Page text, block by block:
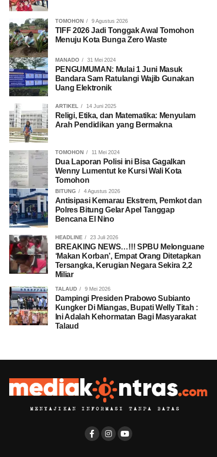
TOMOHON 9 Agustus 2026
TIFF 2026 Jadi Tonggak Awal Tomohon
Menuju Kota Bunga Zero Waste
MANADO 31 Mei 2024
PENGUMUMAN: Mulai 1 Juni Masuk
Bandara Sam Ratulangi Wajib Gunakan
Uang Elektronik
ARTIKEL 14 Juni 2025
Religi, Etika, dan Matematika: Menyulam
Arah Pendidikan yang Bermakna
TOMOHON 11 Mei 2024
Dua Laporan Polisi ini Bisa Gagalkan
Wenny Lumentut ke Kursi Wali Kota
Tomohon
BITUNG 4 Agustus 2026
Antisipasi Kemarau Ekstrem, Pemkot dan
Polres Bitung Gelar Apel Tanggap
Bencana El Nino
HEADLINE 23 Juli 2026
BREAKING NEWS…!!! SPBU Melonguane
‘Makan Korban’, Empat Orang Ditetapkan
Tersangka, Kerugian Negara Sekira 2,2
Miliar
TALAUD 9 Mei 2026
Dampingi Presiden Prabowo Subianto
Kungker Di Miangas, Bupati Welly Titah :
Ini Adalah Kehormatan Bagi Masyarakat
Talaud